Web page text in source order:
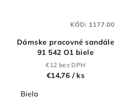
Dámske pracovné sandále
91 542 O1 biele
€12 bez DPH
€14,76 / ks
Biela
KÓD: 1177.00